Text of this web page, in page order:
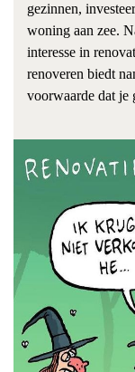
gezinnen,
woning aan zee.
interesse in
renoveren biedt
voorwaarde dat je